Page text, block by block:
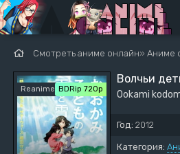
Смотреть аниме онлайн» Аниме
ReanimediaBDRip 720p
Волчьи
Ookami
Год: 2012
Категория: